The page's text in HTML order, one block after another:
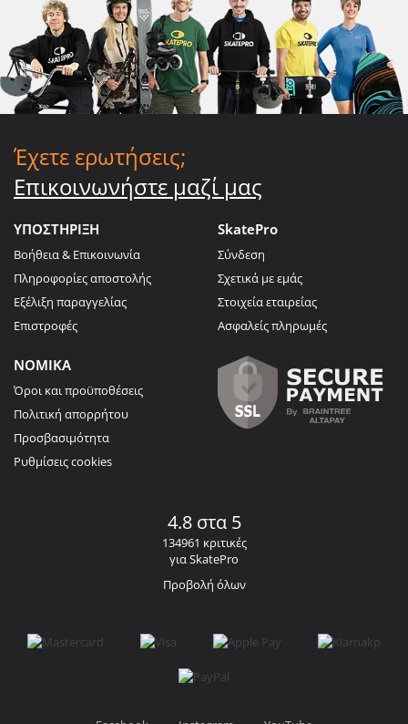
Έχετε ερωτήσεις;
Επικοινωνήστε μαζί μας
ΥΠΟΣΤΗΡΙΞΗ
Βοήθεια & Επικοινωνία
Πληροφορίες αποστολής
Εξέλιξη παραγγελίας
Επιστροφές
SkatePro
Σύνδεση
Σχετικά με εμάς
Στοιχεία εταιρείας
Ασφαλείς πληρωμές
ΝΟΜΙΚΑ
Όροι και προϋποθέσεις
Πολιτική απορρήτου
Προσβασιμότητα
Ρυθμίσεις cookies
4.8 στα 5
134961 κριτικές
για SkatePro
Προβολή όλων